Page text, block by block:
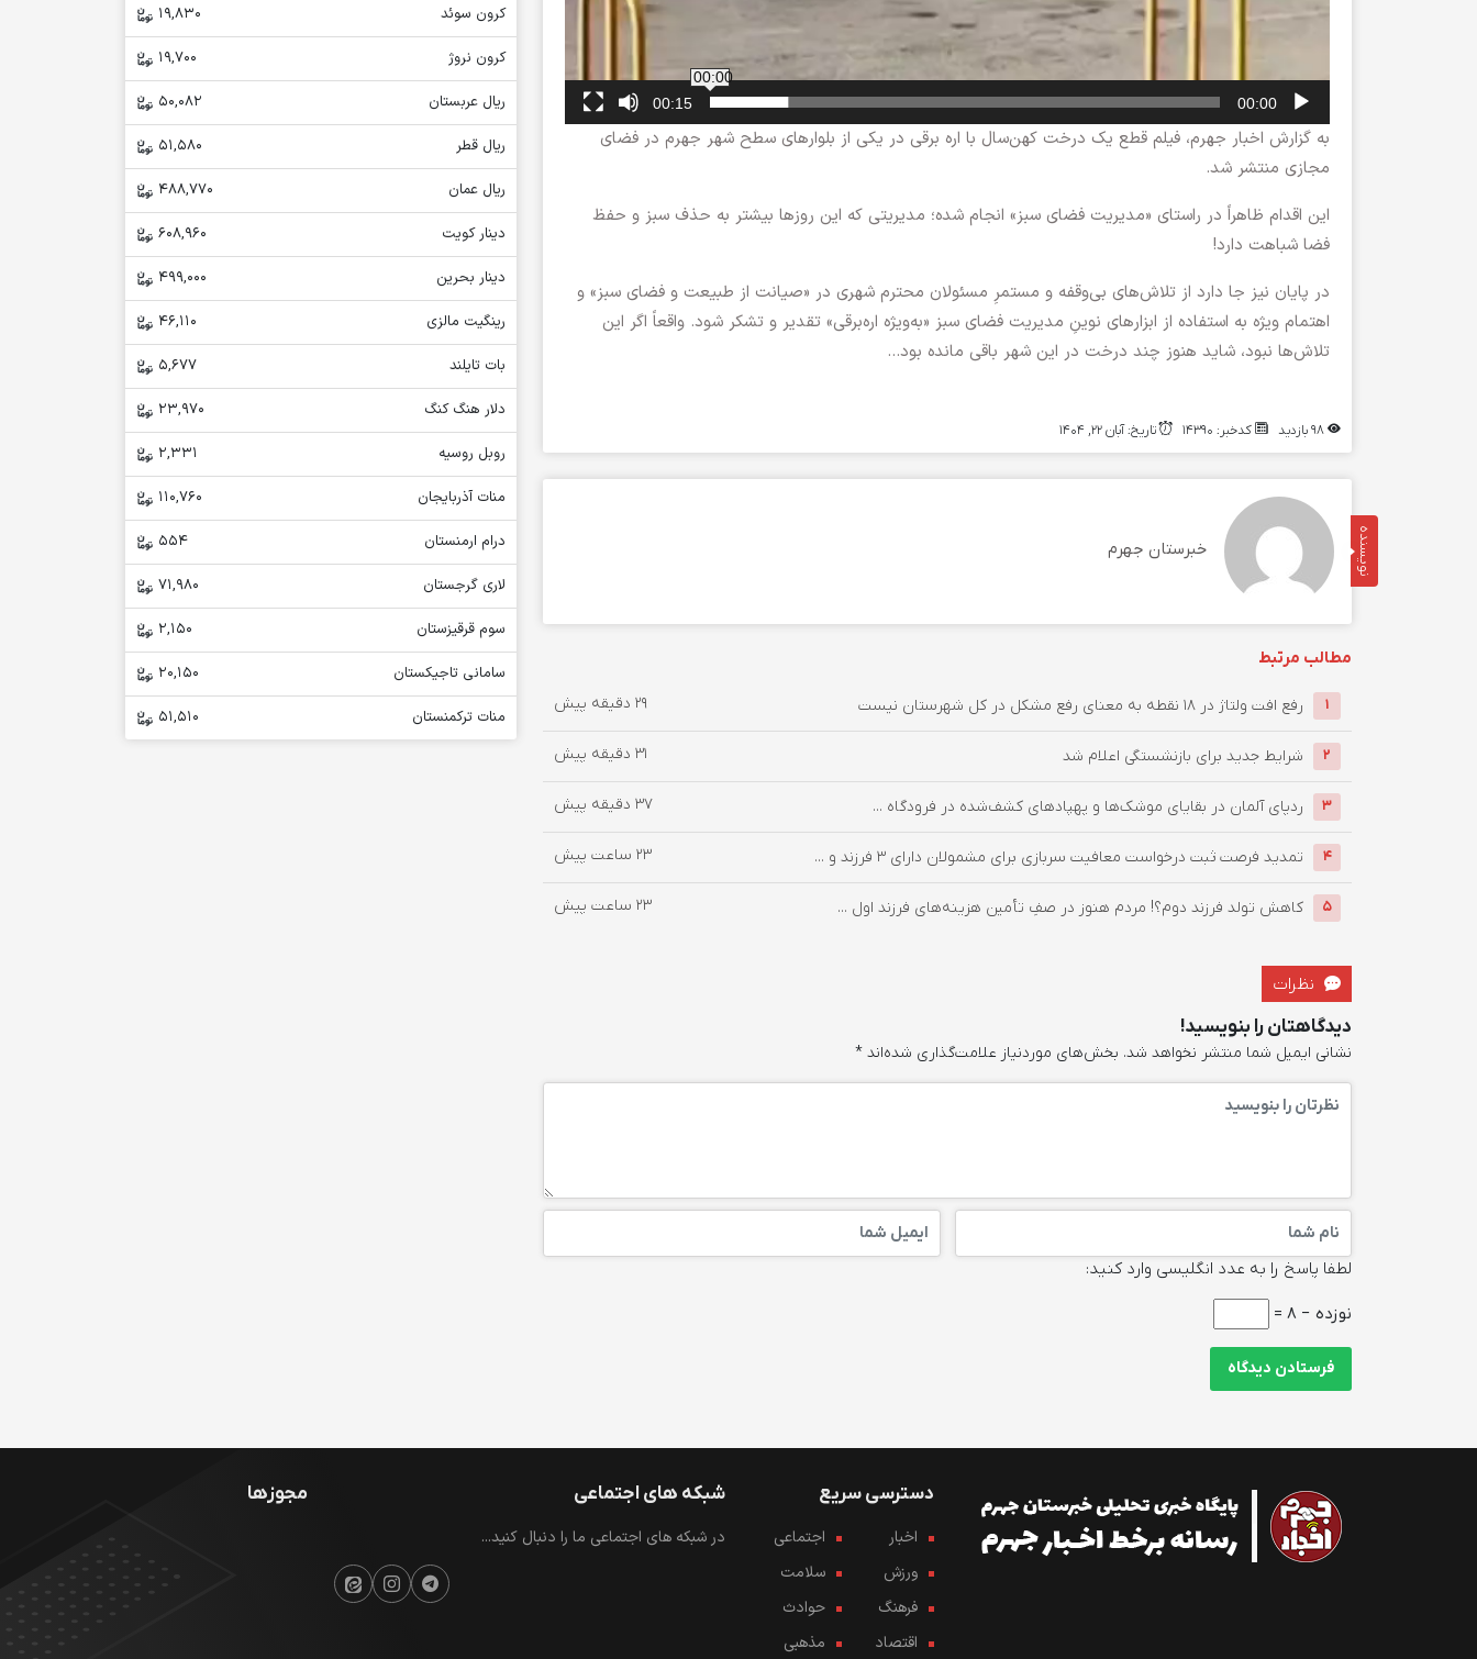
00:00
00:00
00:15
به گزارش اخبار جهرم، فیلم قطع یک درخت کهن‌سال با اره برقی در یکی از بلوارهای سطح شهر جهرم در فضای
مجازی منتشر شد.
این اقدام ظاهراً در راستای «مدیریت فضای سبز» انجام شده؛ مدیریتی که این روزها بیشتر به حذف سبز و حفظ
فضا شباهت دارد!
در پایان نیز جا دارد از تلاش‌های بی‌وقفه و مستمرِ مسئولان محترم شهری در «صیانت از طبیعت و فضای سبز» و
اهتمام ویژه به استفاده از ابزارهای نوینِ مدیریت فضای سبز «به‌ویژه اره‌برقی» تقدیر و تشکر شود. واقعاً اگر این
تلاش‌ها نبود، شاید هنوز چند درخت در این شهر باقی مانده بود…
کدخبر: 14390 تاریخ: آبان 22, 1404
نویسنده خبرستان جهرم
مطالب مرتبط
1 رفع افت ولتاژ در ۱۸ نقطه به معنای رفع مشکل در کل شهرستان نیست 29 دقیقه پیش
2 شرایط جدید برای بازنشستگی اعلام شد 31 دقیقه پیش
3 ردپای آلمان در بقایای موشک‌ها و پهپادهای کشف‌شده در فرودگاه ... 37 دقیقه پیش
4 تمدید فرصت ثبت درخواست معافیت سربازی برای مشمولان دارای ۳ فرزند و ... 23 ساعت پیش
5 کاهش تولد فرزند دوم؟! مردم هنوز در صفِ تأمین هزینه‌های فرزند اول ... 23 ساعت پیش
نظرات
دیدگاهتان را بنویسید!
نشانی ایمیل شما منتشر نخواهد شد. بخش‌های موردنیاز علامت‌گذاری شده‌اند *
لطفا پاسخ را به عدد انگلیسی وارد کنید:
نوزده − 8 =
کرون سوئد
19,830
کرون نروژ
19,700
ریال عربستان
50,082
ریال قطر
51,580
ریال عمان
488,770
دینار کویت
608,960
دینار بحرین
499,000
رینگیت مالزی
46,110
بات تایلند
5,677
دلار هنگ کنگ
23,970
روبل روسیه
2,331
منات آذربایجان
110,760
درام ارمنستان
554
لاری گرجستان
71,980
سوم قرقیزستان
2,150
سامانی تاجیکستان
20,150
منات ترکمنستان
51,510
دسترسی سریع
اخبار
اجتماعی
ورزش
سلامت
فرهنگ
حوادث
اقتصاد
مذهبی
شبکه های اجتماعی
در شبکه های اجتماعی ما را دنبال کنید...
مجوزها